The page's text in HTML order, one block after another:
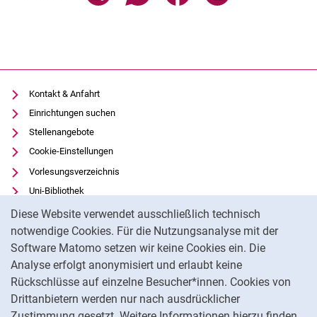
Diese Website verwendet ausschließlich technisch
notwendige Cookies. Für die Nutzungsanalyse mit der
Software Matomo setzen wir keine Cookies ein. Die
Analyse erfolgt anonymisiert und erlaubt keine
Rückschlüsse auf einzelne Besucher*innen. Cookies von
Drittanbietern werden nur nach ausdrücklicher
Kontakt & Anfahrt
Einrichtungen suchen
Stellenangebote
Cookie-Einstellungen
Vorlesungsverzeichnis
Uni-Bibliothek
Moodle
Panopto
Datenschutz
Barrierefreiheit
Transparenter KI-Einsatz